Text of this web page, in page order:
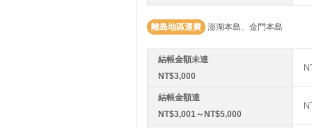
離島地區運費 澎湖本島、金門本島
結帳金額未達
NT$3,000
結帳金額達
NT$3,001～NT$5,000